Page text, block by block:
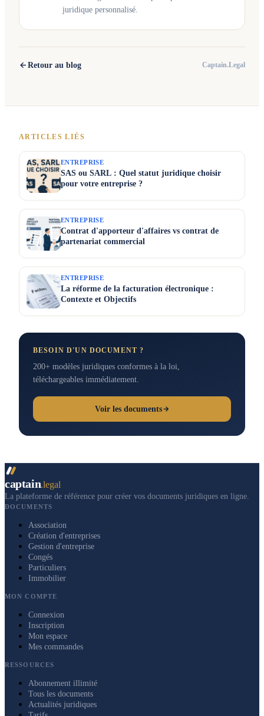
juridique personnalisé.
Retour au blog Captain.Legal
ARTICLES LIÉS
ENTREPRISE
SAS ou SARL : Quel statut juridique choisir
pour votre entreprise ?
ENTREPRISE
Contrat d'apporteur d'affaires vs contrat de
partenariat commercial
ENTREPRISE
La réforme de la facturation électronique :
Contexte et Objectifs
BESOIN D'UN DOCUMENT ?
200+ modèles juridiques conformes à la loi,
téléchargeables immédiatement.
Voir les documents
captain.legal
La plateforme de référence pour créer vos documents juridiques en ligne.
DOCUMENTS
Association
Création d'entreprises
Gestion d'entreprise
Congés
Particuliers
Immobilier
MON COMPTE
Connexion
Inscription
Mon espace
Mes commandes
RESSOURCES
Abonnement illimité
Tous les documents
Actualités juridiques